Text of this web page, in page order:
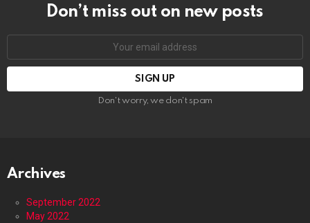
Don’t miss out on new posts
Don't worry, we don't spam
Archives
September 2022
May 2022